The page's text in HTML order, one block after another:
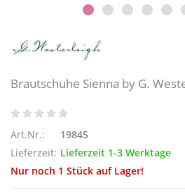
Brautschuhe Sienna by G.
Art.Nr.:
19845
Lieferzeit: Lieferzeit 1-3 Werktage
Nur noch 1 Stück auf Lager!